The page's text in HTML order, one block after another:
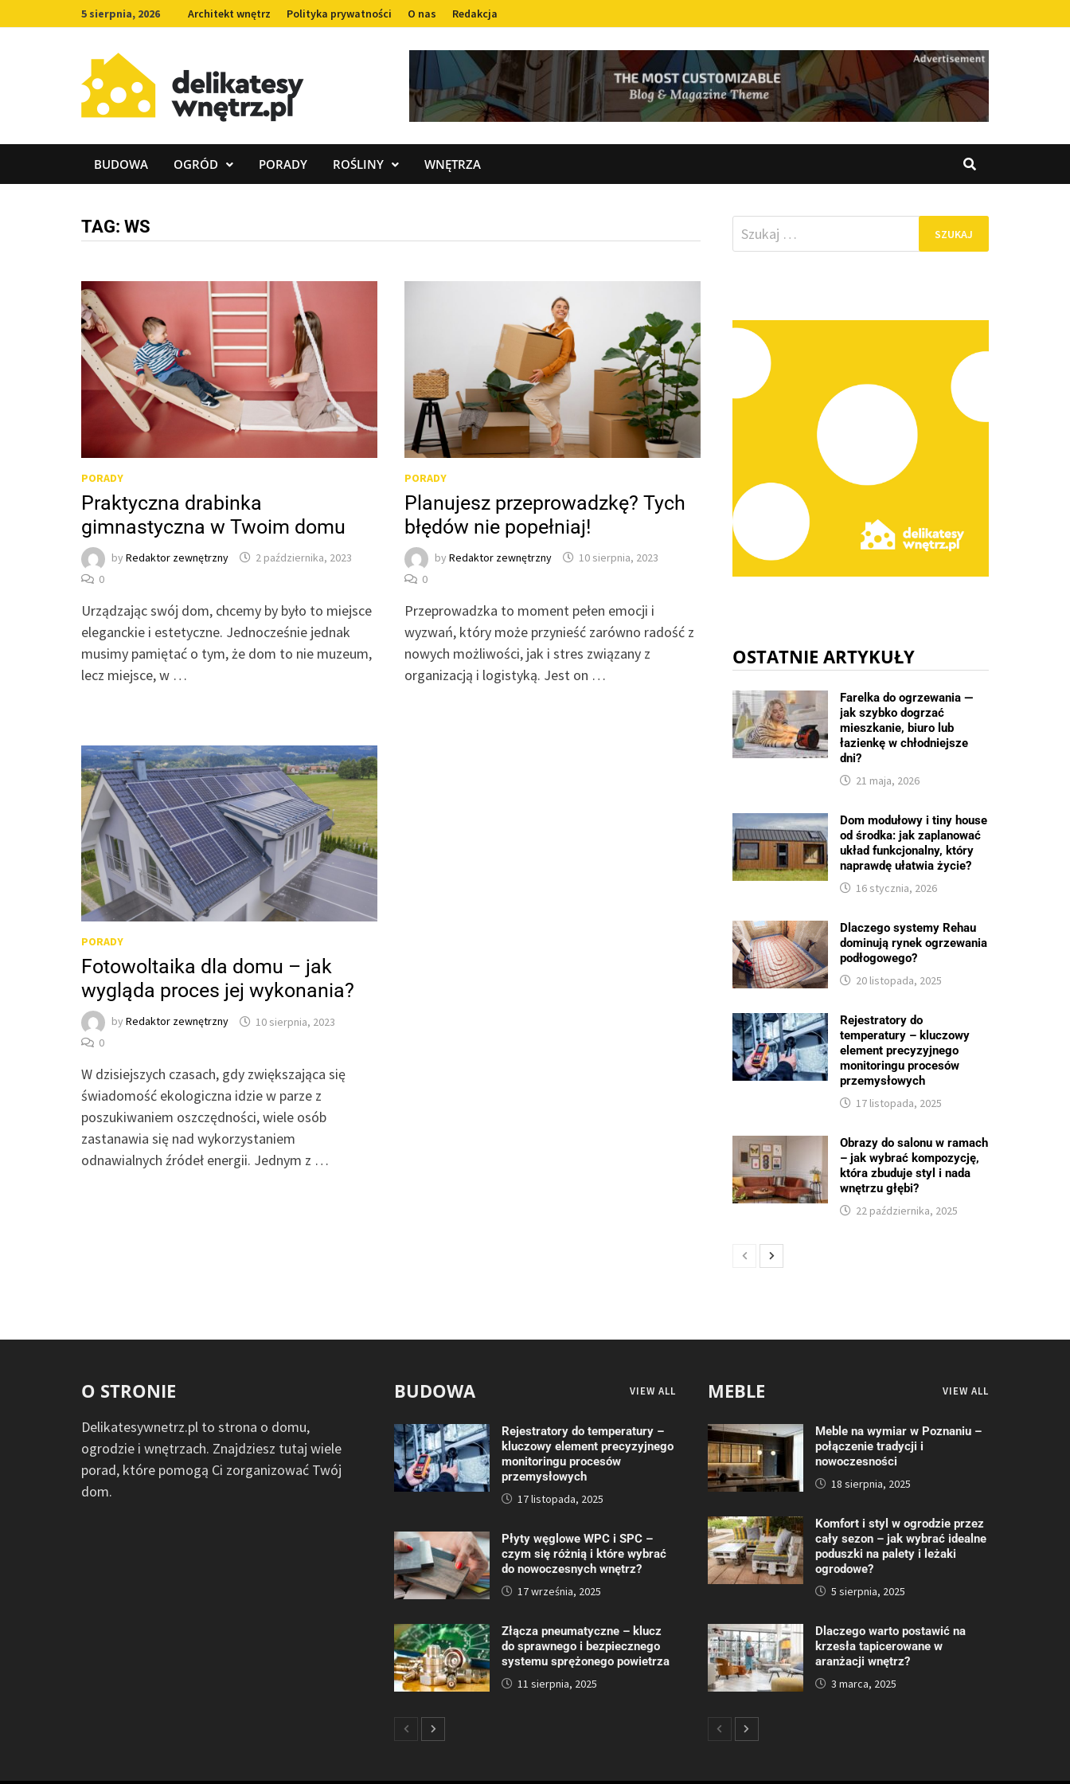
to
5 sierpnia, 2026 Architekt wnętrz Polityka prywatności O nas Redakcja
BUDOWA OGRÓD PORADY ROŚLINY WNĘTRZA
TAG: WS
PORADY
Praktyczna drabinka
gimnastyczna w Twoim domu
by Redaktor zewnętrzny
2 października, 2023
0
Urządzając swój dom, chcemy by było to miejsce
eleganckie i estetyczne. Jednocześnie jednak
musimy pamiętać o tym, że dom to nie muzeum,
lecz miejsce, w …
PORADY
Planujesz przeprowadzkę? Tych
błędów nie popełniaj!
by Redaktor zewnętrzny
10 sierpnia, 2023
0
Przeprowadzka to moment pełen emocji i
wyzwań, który może przynieść zarówno radość z
nowych możliwości, jak i stres związany z
organizacją i logistyką. Jest on …
PORADY
Fotowoltaika dla domu – jak
wygląda proces jej wykonania?
by Redaktor zewnętrzny
10 sierpnia, 2023
0
W dzisiejszych czasach, gdy zwiększająca się
świadomość ekologiczna idzie w parze z
poszukiwaniem oszczędności, wiele osób
zastanawia się nad wykorzystaniem
odnawialnych źródeł energii. Jednym z …
Szukaj:
OSTATNIE ARTYKUŁY
Farelka do ogrzewania —
jak szybko dogrzać
mieszkanie, biuro lub
łazienkę w chłodniejsze
dni?
21 maja, 2026
Dom modułowy i tiny house
od środka: jak zaplanować
układ funkcjonalny, który
naprawdę ułatwia życie?
16 stycznia, 2026
Dlaczego systemy Rehau
dominują rynek ogrzewania
podłogowego?
20 listopada, 2025
Rejestratory do
temperatury – kluczowy
element precyzyjnego
monitoringu procesów
przemysłowych
17 listopada, 2025
Obrazy do salonu w ramach
– jak wybrać kompozycję,
która zbuduje styl i nada
wnętrzu głębi?
22 października, 2025
O STRONIE
Delikatesywnetrz.pl to strona o domu,
ogrodzie i wnętrzach. Znajdziesz tutaj wiele
porad, które pomogą Ci zorganizować Twój
dom.
BUDOWA VIEW ALL
Rejestratory do temperatury –
kluczowy element precyzyjnego
monitoringu procesów
przemysłowych
17 listopada, 2025
Płyty węglowe WPC i SPC –
czym się różnią i które wybrać
do nowoczesnych wnętrz?
17 września, 2025
Złącza pneumatyczne – klucz
do sprawnego i bezpiecznego
systemu sprężonego powietrza
11 sierpnia, 2025
MEBLE VIEW ALL
Meble na wymiar w Poznaniu –
połączenie tradycji i
nowoczesności
18 sierpnia, 2025
Komfort i styl w ogrodzie przez
cały sezon – jak wybrać idealne
poduszki na palety i leżaki
ogrodowe?
5 sierpnia, 2025
Dlaczego warto postawić na
krzesła tapicerowane w
aranżacji wnętrz?
3 marca, 2025